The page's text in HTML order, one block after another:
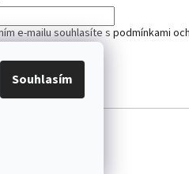
Souhlasím
e-mailu souhlasíte spodmínkami
SE